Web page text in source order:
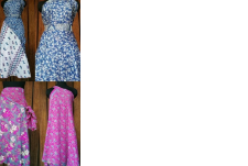
Agregar
a
favoritos